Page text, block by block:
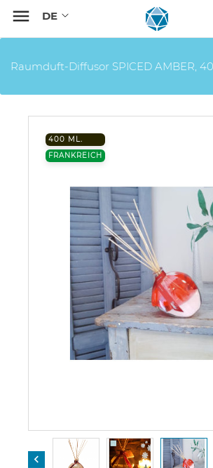

Raumduft-Diffusor SPICED AMBER,
400 ML.
FRANKREICH
